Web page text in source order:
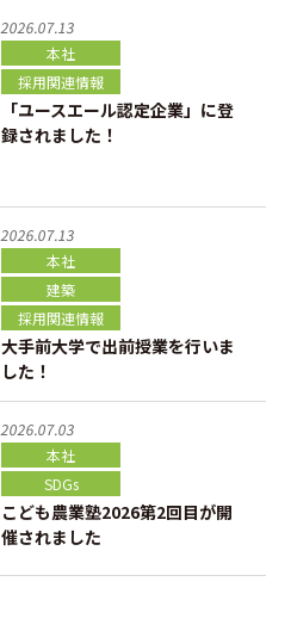
2026.07.13
本社
採用関連情報
「ユースエール認定企業」に登
録されました！
2026.07.13
本社
建築
採用関連情報
大手前大学で出前授業を行いま
した！
2026.07.03
本社
SDGs
こども農業塾2026第2回目が開
催されました